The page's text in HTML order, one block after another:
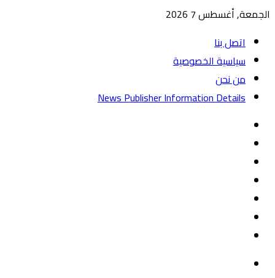
الجمعة, أغسطس 7 2026
اتصل بنا
سياسية الخصوصية
من نحن
News Publisher Information Details